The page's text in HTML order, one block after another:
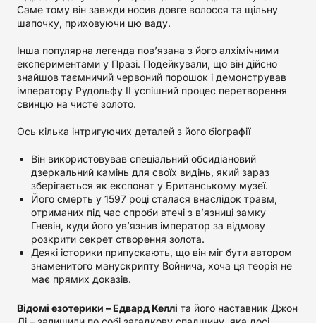
Саме тому він завжди носив довге волосся та щільну
шапочку, приховуючи цю ваду.
Інша популярна легенда пов’язана з його алхімічними
експериментами у Празі. Подейкували, що він дійсно
знайшов таємничий червоний порошок і демонстрував
імператору Рудольфу II успішний процес перетворення
свинцю на чисте золото.
Ось кілька інтригуючих деталей з його біографії
Він використовував спеціальний обсидіановий
дзеркальний камінь для своїх видінь, який зараз
зберігається як експонат у Британському музеї.
Його смерть у 1597 році сталася внаслідок травм,
отриманих під час спроби втечі з в’язниці замку
Гневін, куди його ув’язнив імператор за відмову
розкрити секрет створення золота.
Деякі історики припускають, що він міг бути автором
знаменитого манускрипту Войнича, хоча ця теорія не
має прямих доказів.
Відомі езотерики – Едвард Келлі та його наставник Джон